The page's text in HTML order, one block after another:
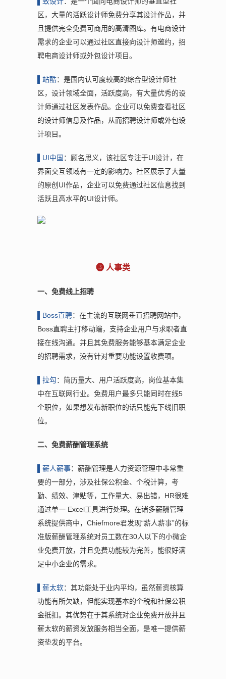
区，大量的活跃设计师免费分享其设计作品，并
且提供完全免费可商用的高清图库。有电商设计
需求的企业可以通过社区直接向设计师邀约，招
聘电商设计师或外包设计项目。
▌站酷：是国内认可度较高的综合型设计师社
区，设计领域全面，活跃度高，有大量优秀的设
计师通过社区发表作品。企业可以免费查看社区
的设计师信息及作品，从而招聘设计师或外包设
计项目。
▌UI中国：顾名思义，该社区专注于UI设计，在
界面交互领域有一定的影响力。社区展示了大量
的原创UI作品，企业可以免费通过社区信息找到
活跃且高水平的UI设计师。
❸ 人事类
一、免费线上招聘
▌Boss直聘：在主流的互联网垂直招聘网站中，
Boss直聘主打移动端，支持企业用户与求职者直
接在线沟通。并且其免费服务能够基本满足企业
的招聘需求，没有针对重要功能设置收费项。
▌拉勾：简历量大、用户活跃度高，岗位基本集
中在互联网行业。免费用户最多只能同时在线5
个职位，如果想发布新职位的话只能先下线旧职
位。
二、免费薪酬管理系统
▌薪人薪事：薪酬管理是人力资源管理中非常重
要的一部分，涉及社保公积金、个税计算，考
勤、绩效、津贴等，工作量大、易出错，HR很难
通过单一 Excel工具进行处理。在诸多薪酬管理
系统提供商中，Chiefmore君发现“薪人薪事”的标
准版薪酬管理系统对员工数在30人以下的小微企
业免费开放，并且免费功能较为完善，能很好满
足中小企业的需求。
▌薪太软：其功能处于业内平均，虽然薪资核算
功能有所欠缺，但能实现基本的个税和社保公积
金抵扣。其优势在于其系统对企业免费开放并且
薪太软的薪资发放服务相当全面，是唯一提供薪
资垫发的平台。